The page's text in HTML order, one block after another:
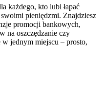
każdego, kto lubi łapać
pieniędzmi. Znajdziesz
promocji bankowych,
na oszczędzanie czy
jednym miejscu – prosto,